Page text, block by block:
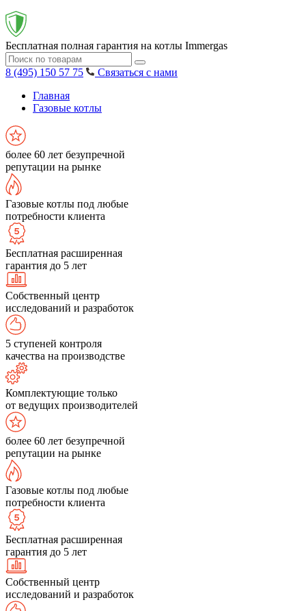
Бесплатная полная гарантия на котлы Immergas
8 (495) 150 57 75
Связаться с нами
Главная
Газовые котлы
более 60 лет безупречной
репутации на рынке
Газовые котлы под любые
потребности клиента
Бесплатная расширенная
гарантия до 5 лет
Собственный центр
исследований и разработок
5 ступеней контроля
качества на производстве
Комплектующие только
от ведущих производителей
более 60 лет безупречной
репутации на рынке
Газовые котлы под любые
потребности клиента
Бесплатная расширенная
гарантия до 5 лет
Собственный центр
исследований и разработок